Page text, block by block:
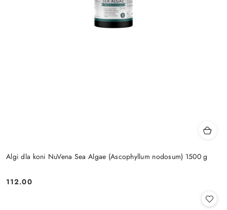
Algi dla koni NuVena Sea Algae (Ascophyllum nodosum) 1500 g
Cena:
112.00